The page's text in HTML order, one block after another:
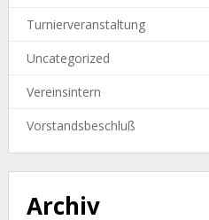
Turnierveranstaltung
Uncategorized
Vereinsintern
Vorstandsbeschluß
Archiv